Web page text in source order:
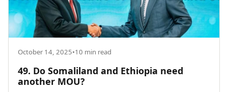
October 14, 2025•10 min read
49. Do Somaliland and Ethiopia need
another MOU?